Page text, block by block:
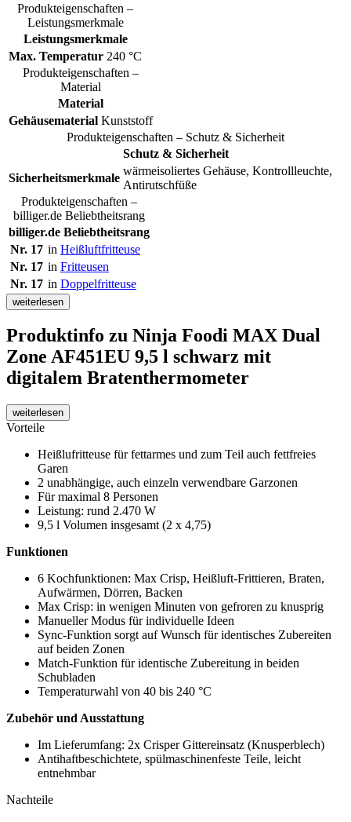
Produkteigenschaften –
Leistungsmerkmale
Leistungsmerkmale
Max. Temperatur 240 °C
Produkteigenschaften –
Material
Material
Gehäusematerial Kunststoff
Produkteigenschaften – Schutz & Sicherheit
Schutz & Sicherheit
Sicherheitsmerkmale
wärmeisoliertes Gehäuse, Kontrollleuchte,
Antirutschfüße
Produkteigenschaften –
billiger.de Beliebtheitsrang
billiger.de Beliebtheitsrang
Nr. 17 in Heißluftfritteuse
Nr. 17 in Fritteusen
Nr. 17 in Doppelfritteuse
weiterlesen
Produktinfo zu Ninja Foodi MAX Dual
Zone AF451EU 9,5 l schwarz mit
digitalem Bratenthermometer
weiterlesen
Vorteile
Heißlufritteuse für fettarmes und zum Teil auch fettfreies
Garen
2 unabhängige, auch einzeln verwendbare Garzonen
Für maximal 8 Personen
Leistung: rund 2.470 W
9,5 l Volumen insgesamt (2 x 4,75)
Funktionen
6 Kochfunktionen: Max Crisp, Heißluft-Frittieren, Braten,
Aufwärmen, Dörren, Backen
Max Crisp: in wenigen Minuten von gefroren zu knusprig
Manueller Modus für individuelle Ideen
Sync-Funktion sorgt auf Wunsch für identisches Zubereiten
auf beiden Zonen
Match-Funktion für identische Zubereitung in beiden
Schubladen
Temperaturwahl von 40 bis 240 °C
Zubehör und Ausstattung
Im Lieferumfang: 2x Crisper Gittereinsatz (Knusperblech)
Antihaftbeschichtete, spülmaschinenfeste Teile, leicht
entnehmbar
Nachteile